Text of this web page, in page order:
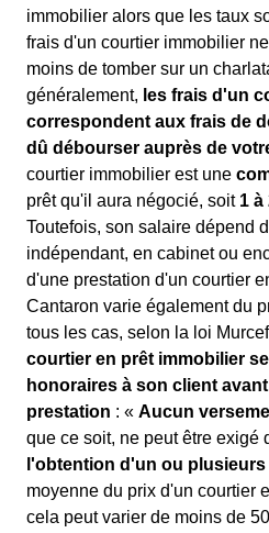
immobilier alors que les taux
frais d'un courtier immobilier
moins de tomber sur un
généralement, les frais d'un
correspondent aux frais de
dû débourser auprès de
courtier immobilier est une
prêt qu'il aura négocié, soit 1
Toutefois, son salaire dépend
indépendant, en cabinet ou
d'une prestation d'un courtier
Cantaron varie également du
tous les cas, selon la loi
courtier en prêt immobilier
honoraires à son client
prestation : « Aucun
que ce soit, ne peut être exigé
l'obtention d'un ou
moyenne du prix d'un courtier
cela peut varier de moins de